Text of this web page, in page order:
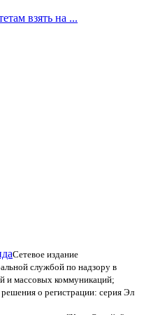
взять на ...
Сетевое издание
службой по надзору в
и массовых коммуникаций;
о регистрации: серия Эл